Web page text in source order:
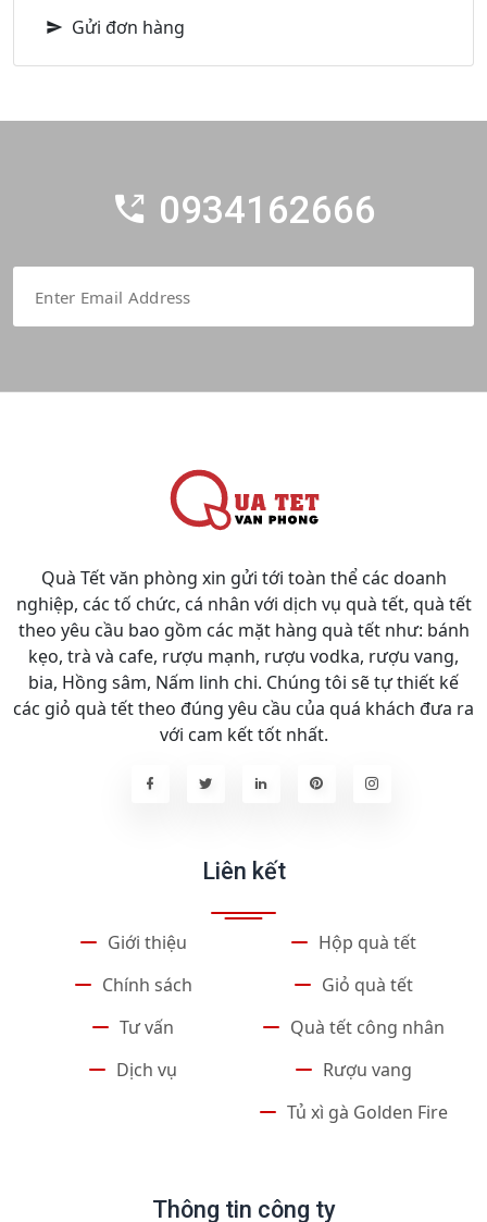
Gửi đơn hàng
0934162666
Quà Tết văn phòng xin gửi tới toàn thể các doanh
nghiệp, các tố chức, cá nhân với dịch vụ quà tết, quà tết
theo yêu cầu bao gồm các mặt hàng quà tết như: bánh
kẹo, trà và cafe, rượu mạnh, rượu vodka, rượu vang,
bia, Hồng sâm, Nấm linh chi. Chúng tôi sẽ tự thiết kế
các giỏ quà tết theo đúng yêu cầu của quá khách đưa ra
với cam kết tốt nhất.
Liên kết
Giới thiệu
Chính sách
Tư vấn
Dịch vụ
Hộp quà tết
Giỏ quà tết
Quà tết công nhân
Rượu vang
Tủ xì gà Golden Fire
Thông tin công ty